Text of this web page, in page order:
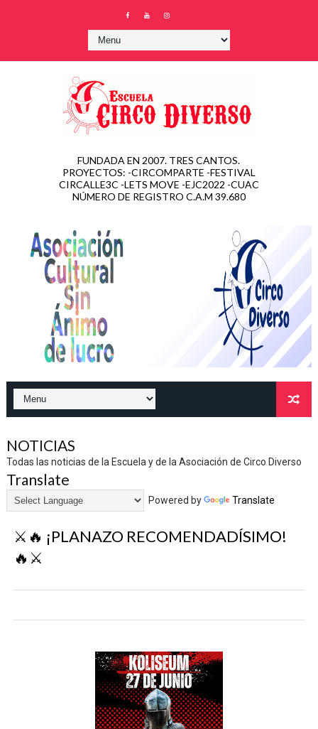
FUNDADA EN 2007. TRES CANTOS.
PROYECTOS: -CIRCOMPARTE -FESTIVAL
CIRCALLE3C -LETS MOVE -EJC2022 -CUAC
NÚMERO DE REGISTRO C.A.M 39.680
NOTICIAS
Todas las noticias de la Escuela y de la Asociación de Circo Diverso
Translate
Powered by Translate
⚔️🔥 ¡PLANAZO RECOMENDADÍSIMO!
🔥⚔️